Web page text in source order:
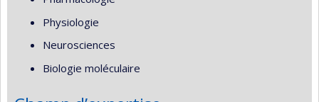
Physiologie
Neurosciences
Biologie moléculaire